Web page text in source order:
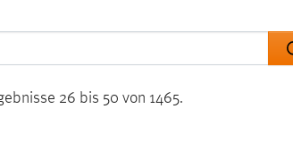
26 bis 50 von 1465.